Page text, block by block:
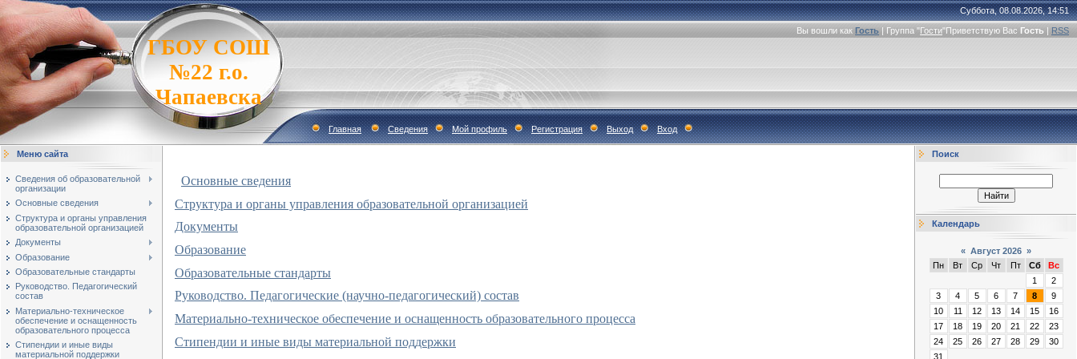
ГБОУ СОШ
№22 г.о.
Чапаевска
Суббота, 08.08.2026, 14:51
Вы вошли как Гость | Группа "Гости"Приветствую Вас Гость | RSS
Главная Сведения Мой профиль Регистрация Выход Вход
Меню сайта
Сведения об образовательной
организации
Основные сведения
Структура и органы управления
образовательной организацией
Документы
Образование
Образовательные стандарты
Руководство. Педагогический
состав
Материально-техническое
обеспечение и оснащенность
образовательного процесса
Стипендии и иные виды
материальной поддержки
Основные сведения
Структура и органы управления образовательной организацией
Документы
Образование
Образовательные стандарты
Руководство. Педагогические (научно-педагогический) состав
Материально-техническое обеспечение и оснащенность образовательного процесса
Стипендии и иные виды материальной поддержки
Поиск
Календарь
« Август 2026 »
Пн
Вт Ср Чт Пт Сб
Вс
1
2
3
4 5 6 7 8
9
10
11 12 13 14 15
16
17
18 19 20 21 22
23
24
25 26 27 28 29
30
31